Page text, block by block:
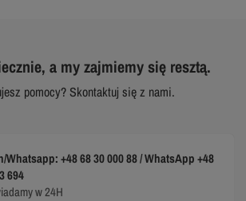
a my zajmiemy się resztą.
pomocy? Skontaktuj się z nami.
Whatsapp: +48 68 30 000 88 / WhatsApp +48
694
w 24H